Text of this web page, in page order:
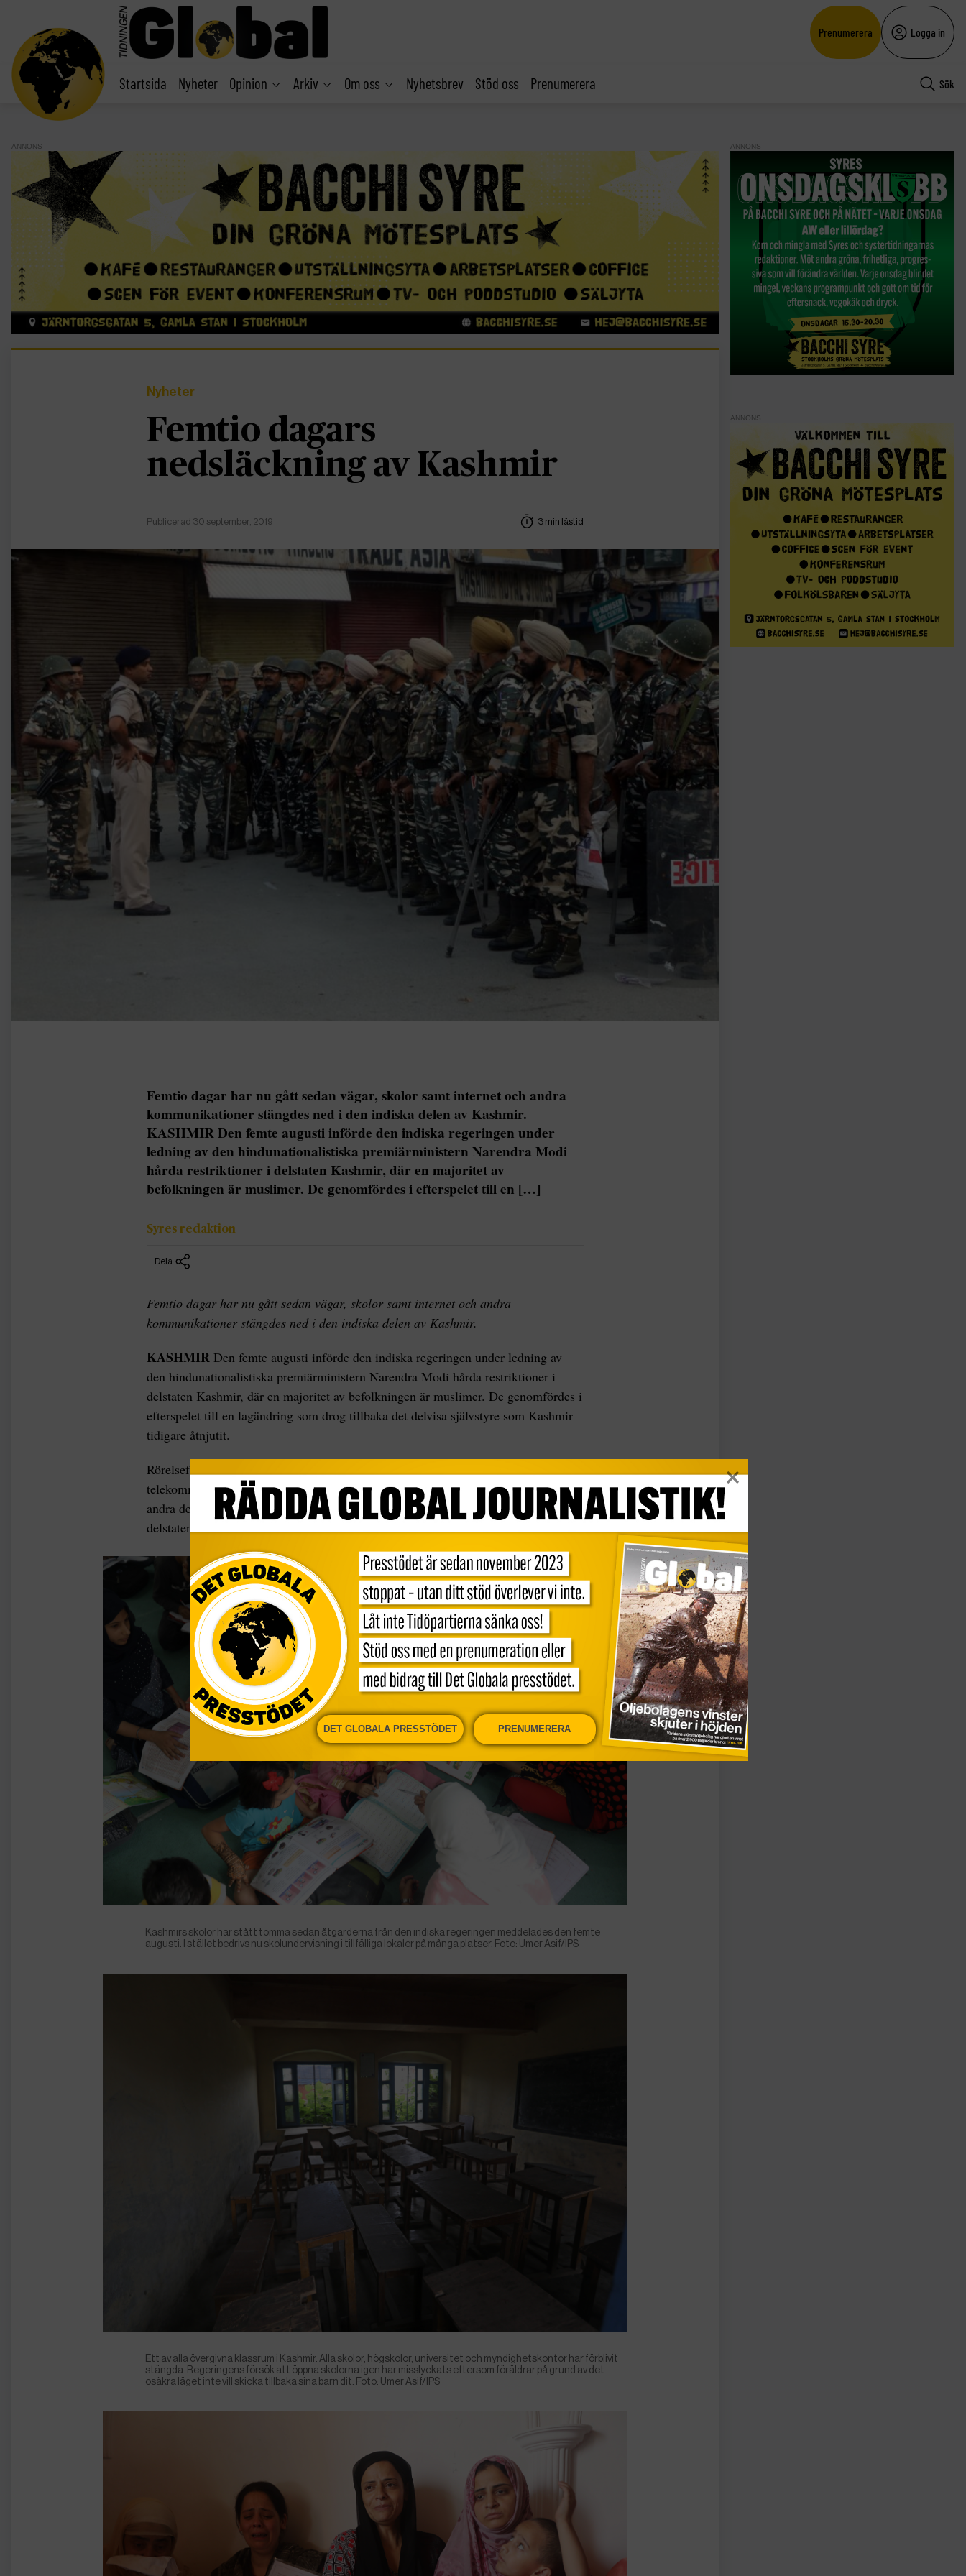
Prenumerera Logga in
Startsida Nyheter Opinion Arkiv Om oss Nyhetsbrev Stöd oss Prenumerera Sök
ANNONS
Nyheter
Femtio dagars
nedsläckning av Kashmir
Publicerad 30 september, 2019 3 min lästid
Femtio dagar har nu gått sedan vägar, skolor samt internet och andra
kommunikationer stängdes ned i den indiska delen av Kashmir.
KASHMIR Den femte augusti införde den indiska regeringen under
ledning av den hindunationalistiska premiärministern Narendra Modi
hårda restriktioner i delstaten Kashmir, där en majoritet av
befolkningen är muslimer. De genomfördes i efterspelet till en […]
Syres redaktion
Dela
Femtio dagar har nu gått sedan vägar, skolor samt internet och andra
kommunikationer stängdes ned i den indiska delen av Kashmir.
KASHMIR Den femte augusti införde den indiska regeringen under ledning av
den hindunationalistiska premiärministern Narendra Modi hårda restriktioner i
delstaten Kashmir, där en majoritet av befolkningen är muslimer. De genomfördes i
efterspelet till en lagändring som drog tillbaka det delvisa självstyre som Kashmir
tidigare åtnjutit.
Rörelsefriheten begränsades genom utegångsförbud samtidigt som internet och
telekommunikationer stängdes ned. Regeringen beslutade samtidigt att indier från
andra delar av landet skulle få rätten att köpa markområden i den omtvistade
delstaten och permanent bosätta sig där.
Kashmirs skolor har stått tomma sedan åtgärderna från den indiska regeringen meddelades den femte
augusti. I stället bedrivs nu skolundervisning i tillfälliga lokaler på många platser. Foto: Umer Asif/IPS
Ett av alla övergivna klassrum i Kashmir. Alla skolor, högskolor, universitet och myndighetskontor har förblivit
stängda. Regeringens försök att öppna skolorna igen har misslyckats eftersom föräldrar på grund av det
osäkra läget inte vill skicka tillbaka sina barn dit. Foto: Umer Asif/IPS
ANNONS
ANNONS
DET GLOBALA PRESSTÖDET PRENUMERERA